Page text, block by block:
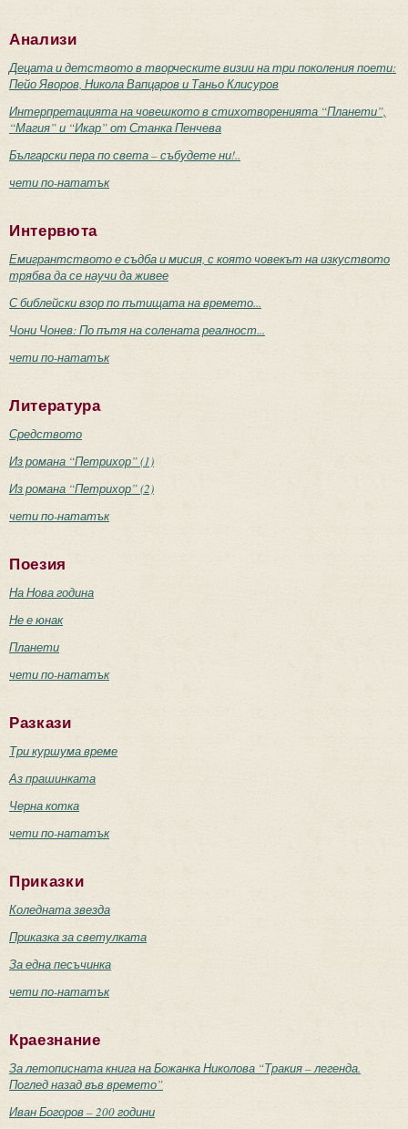
Анализи
Децата и детството в творческите визии на три поколения поети:
Пейо Яворов, Никола Вапцаров и Таньо Клисуров
Интерпретацията на човешкото в стихотворенията “Планети”,
“Магия” и “Икар” от Станка Пенчева
Български пера по света – събудете ни!..
чети по-нататък
Интервюта
Емигрантството е съдба и мисия, с която човекът на изкуството
трябва да се научи да живее
С библейски взор по пътищата на времето...
Чони Чонев: По пътя на солената реалност...
чети по-нататък
Литература
Средството
Из романа “Петрихор” (1)
Из романа “Петрихор” (2)
чети по-нататък
Поезия
На Нова година
Не е юнак
Планети
чети по-нататък
Разкази
Три куршума време
Аз прашинката
Черна котка
чети по-нататък
Приказки
Коледната звезда
Приказка за светулката
За една песъчинка
чети по-нататък
Краезнание
За летописната книга на Божанка Николова “Тракия – легенда.
Поглед назад във времето”
Иван Богоров – 200 години